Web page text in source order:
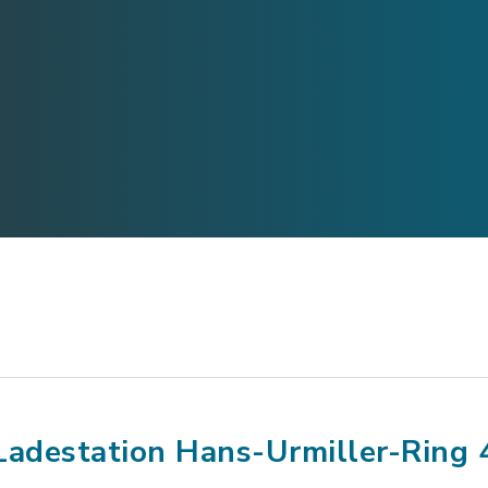
Hans-Urmiller-Ring